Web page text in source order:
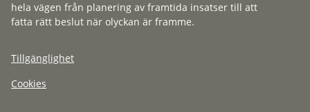
hela vägen från planering av framtida insatser till att
fatta rätt beslut när olyckan är framme.
Tillgänglighet
Cookies